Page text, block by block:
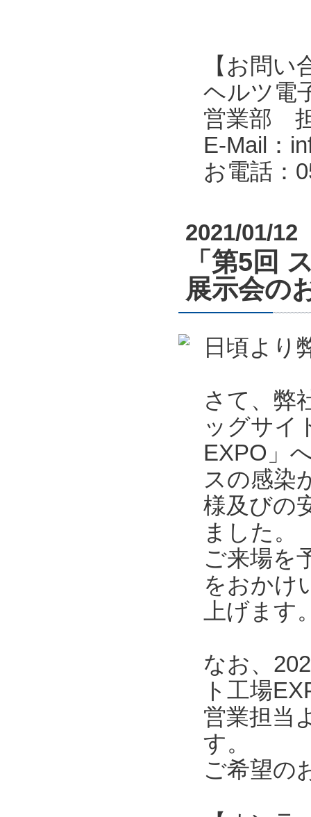
【お問い
ヘルツ電
営業部
E-Mail：
お電話：
2021/01/12
「第5回
展示会の
日頃より
さて、弊
ッグサイ
EXPO」
スの感染
様及びの
ました。
ご来場を
をおかけ
上げます
なお、
ト工場
営業担当
す。
ご希望の